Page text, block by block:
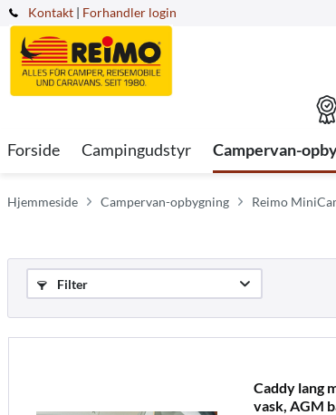
Kontakt | Forhandler login
Forside Campingudstyr Campervan-
Hjemmeside Campervan-opbygning Reimo
Filter
Caddy lang
vask, AGM